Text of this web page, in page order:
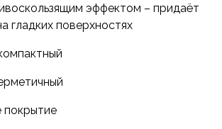
Прокладки и уплотнители –
и термостойкого пищевого
FFX соответствует
стандарту качества EN12546-
при его использовании.
эффектом – придаёт
гладких поверхностях
покрытие